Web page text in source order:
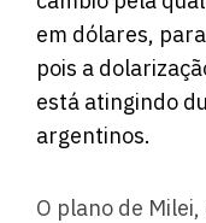
em dólares, para
pois a
está atingindo
argentinos.
O plano de